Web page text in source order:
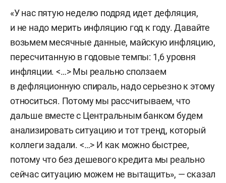
«У нас пятую неделю подряд идет дефляция,
и не надо мерить инфляцию год к году. Давайте
возьмем месячные данные, майскую инфляцию,
пересчитанную в годовые темпы: 1,6 уровня
инфляции. <…> Мы реально сползаем
в дефляционную спираль, надо серьезно к этому
относиться. Потому мы рассчитываем, что
дальше вместе с Центральным банком будем
анализировать ситуацию и тот тренд, который
коллеги задали. <…> И как можно быстрее,
потому что без дешевого кредита мы реально
сейчас ситуацию можем не вытащить», — сказал